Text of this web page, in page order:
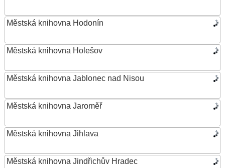
Městská knihovna Hodonín
Městská knihovna Holešov
Městská knihovna Jablonec nad Nisou
Městská knihovna Jaroměř
Městská knihovna Jihlava
Městská knihovna Jindřichův Hradec